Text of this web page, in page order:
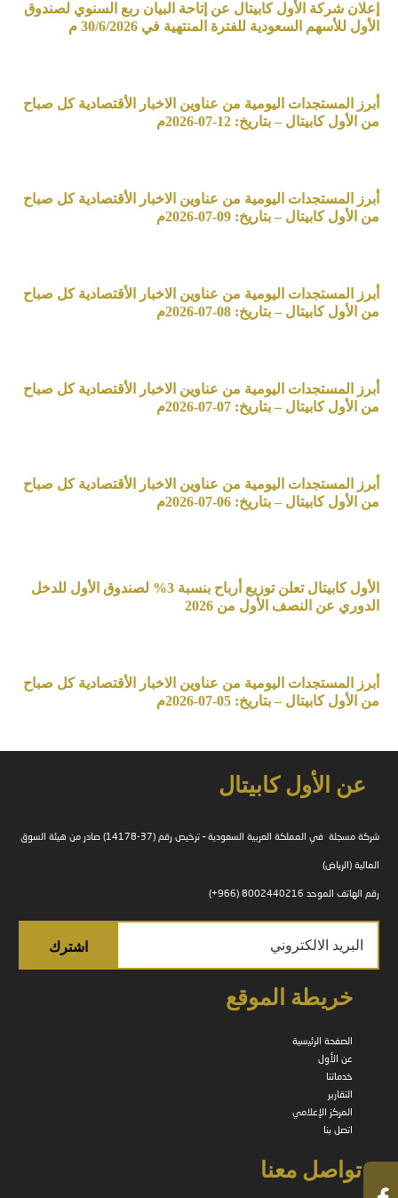
إعلان شركة الأول كابيتال عن إتاحة البيان ربع السنوي لصندوق
الأول للأسهم السعودية للفترة المنتهية في 30/6/2026 م
أبرز المستجدات اليومية من عناوين الاخبار الأقتصادية كل صباح
من الأول كابيتال – بتاريخ: 12-07-2026م
أبرز المستجدات اليومية من عناوين الاخبار الأقتصادية كل صباح
من الأول كابيتال – بتاريخ: 09-07-2026م
أبرز المستجدات اليومية من عناوين الاخبار الأقتصادية كل صباح
من الأول كابيتال – بتاريخ: 08-07-2026م
أبرز المستجدات اليومية من عناوين الاخبار الأقتصادية كل صباح
من الأول كابيتال – بتاريخ: 07-07-2026م
أبرز المستجدات اليومية من عناوين الاخبار الأقتصادية كل صباح
من الأول كابيتال – بتاريخ: 06-07-2026م
الأول كابيتال تعلن توزيع أرباح بنسبة 3% لصندوق الأول للدخل
الدوري عن النصف الأول من 2026
أبرز المستجدات اليومية من عناوين الاخبار الأقتصادية كل صباح
من الأول كابيتال – بتاريخ: 05-07-2026م
عن الأول كابيتال
شركة مسجلة في المملكة العربية السعودية – ترخيص رقم (37-14178) صادر من هيئة السوق
المالية (الرياض)
رقم الهاتف الموحد 8002440216 (966+)
خريطة الموقع
الصفحة الرئيسية
عن الأول
خدماتنا
التقارير
المركز الإعلامي
اتصل بنا
تواصل معنا